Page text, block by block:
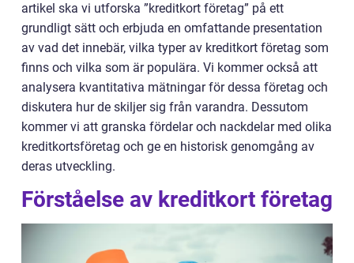
artikel ska vi utforska ”kreditkort företag” på ett
grundligt sätt och erbjuda en omfattande presentation
av vad det innebär, vilka typer av kreditkort företag som
finns och vilka som är populära. Vi kommer också att
analysera kvantitativa mätningar för dessa företag och
diskutera hur de skiljer sig från varandra. Dessutom
kommer vi att granska fördelar och nackdelar med olika
kreditkortsföretag och ge en historisk genomgång av
deras utveckling.
Förståelse av kreditkort företag